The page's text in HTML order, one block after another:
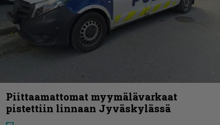
Piittaamattomat myymälävarkaat
pistettiin linnaan Jyväskylässä